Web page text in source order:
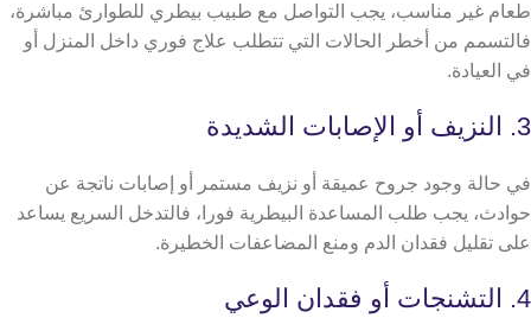
طعام غير مناسب، يجب التواصل مع طبيب بيطري للطوارئ مباشرة،
فالتسمم من أخطر الحالات التي تتطلب علاج فوري داخل المنزل أو
في العيادة.
3. النزيف أو الإصابات الشديدة
في حالة وجود جروح عميقة أو نزيف مستمر أو إصابات ناتجة عن
حوادث، يجب طلب المساعدة البيطرية فورا، فالتدخل السريع يساعد
على تقليل فقدان الدم ومنع المضاعفات الخطيرة.
4. التشنجات أو فقدان الوعي